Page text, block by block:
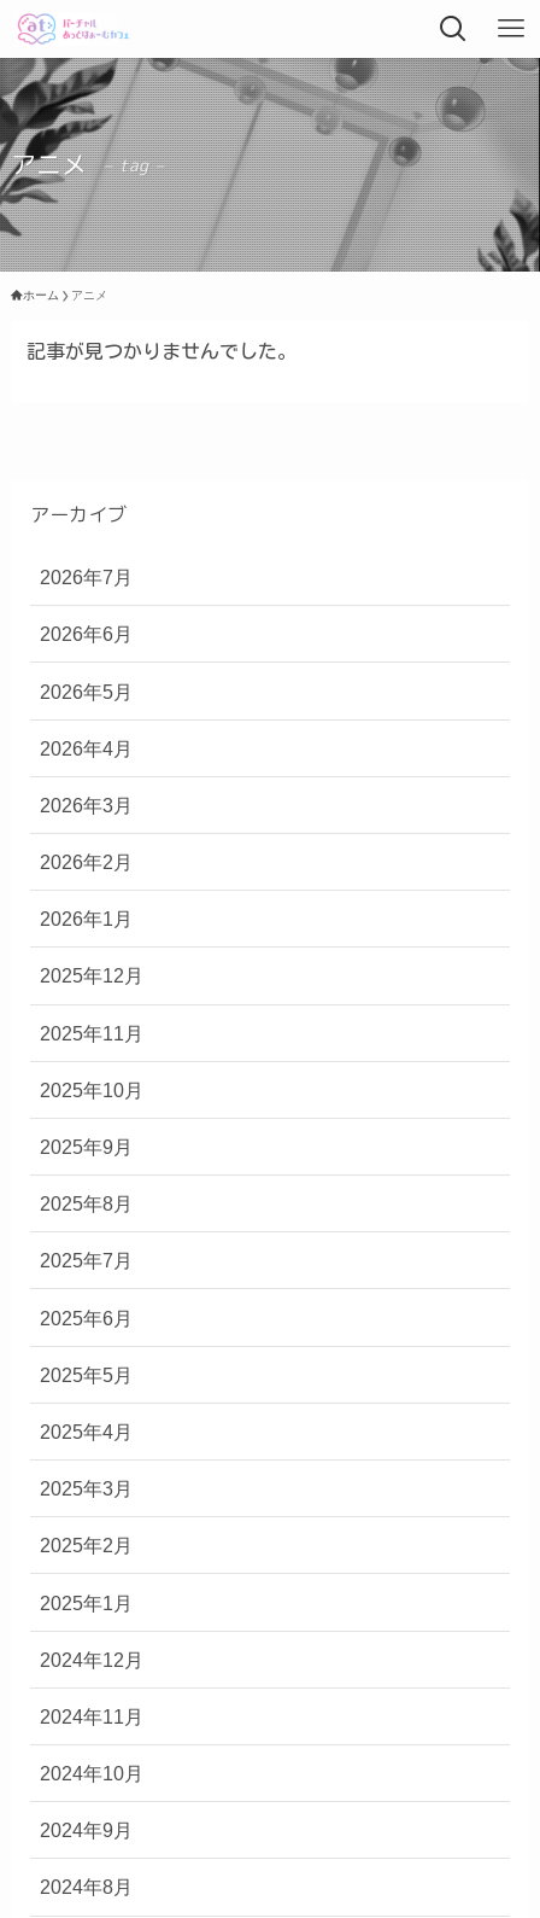
アニメ – tag –
ホーム アニメ
記事が見つかりませんでした。
アーカイブ
2026年7月
2026年6月
2026年5月
2026年4月
2026年3月
2026年2月
2026年1月
2025年12月
2025年11月
2025年10月
2025年9月
2025年8月
2025年7月
2025年6月
2025年5月
2025年4月
2025年3月
2025年2月
2025年1月
2024年12月
2024年11月
2024年10月
2024年9月
2024年8月